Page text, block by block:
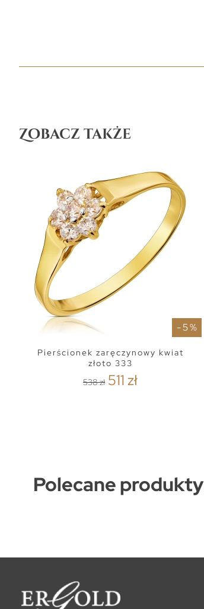
Zobacz także
- 5 %
Pierścionek zaręczynowy kwiat
złoto 333
538 zł 511 zł
Polecane produkty